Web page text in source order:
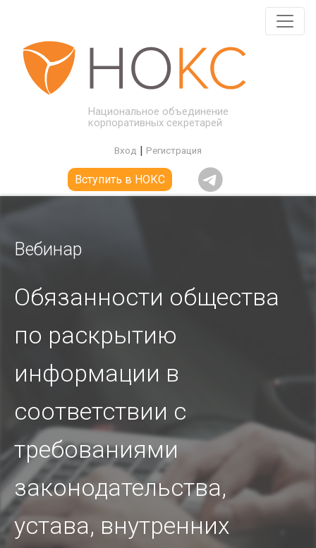
Национальное объединение
корпоративных секретарей
Вход | Регистрация
Вступить в НОКС
Вебинар
Обязанности общества
по раскрытию
информации в
соответствии с
требованиями
законодательства,
устава, внутренних